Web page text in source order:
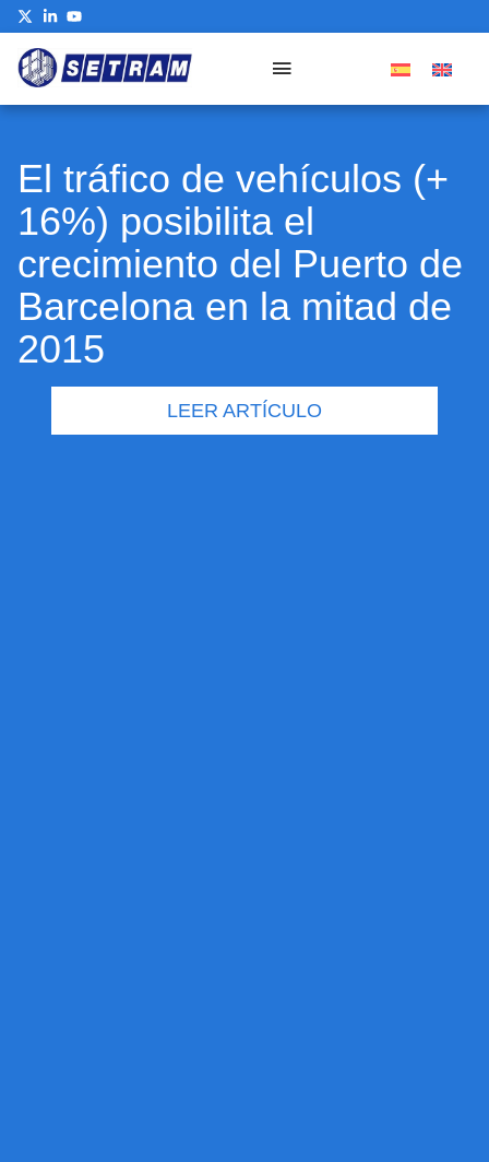
El tráfico de vehículos (+
16%) posibilita el
crecimiento del Puerto de
Barcelona en la mitad de
2015
LEER ARTÍCULO